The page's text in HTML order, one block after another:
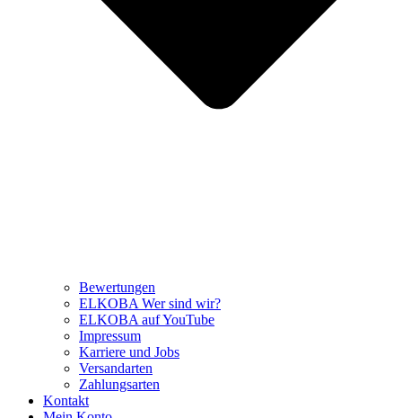
Bewertungen
ELKOBA Wer sind wir?
ELKOBA auf YouTube
Impressum
Karriere und Jobs
Versandarten
Zahlungsarten
Kontakt